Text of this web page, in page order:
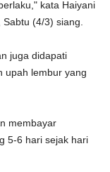
kata Haiyani
(4/3) siang.
juga didapati
upah lembur yang
membayar
5-6 hari sejak hari